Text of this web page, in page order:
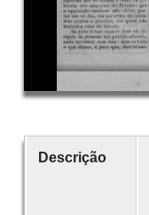
Descrição